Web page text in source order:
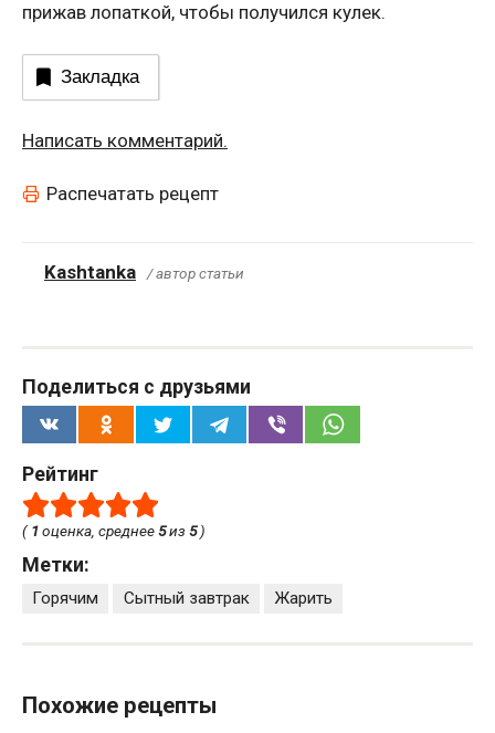
прижав лопаткой, чтобы получился кулек.
Закладка
Написать комментарий.
Распечатать рецепт
Kashtanka / автор статьи
Поделиться с друзьями
Рейтинг
( 1оценка, среднее5из 5)
Метки:
Горячим Сытный завтрак Жарить
Похожие рецепты